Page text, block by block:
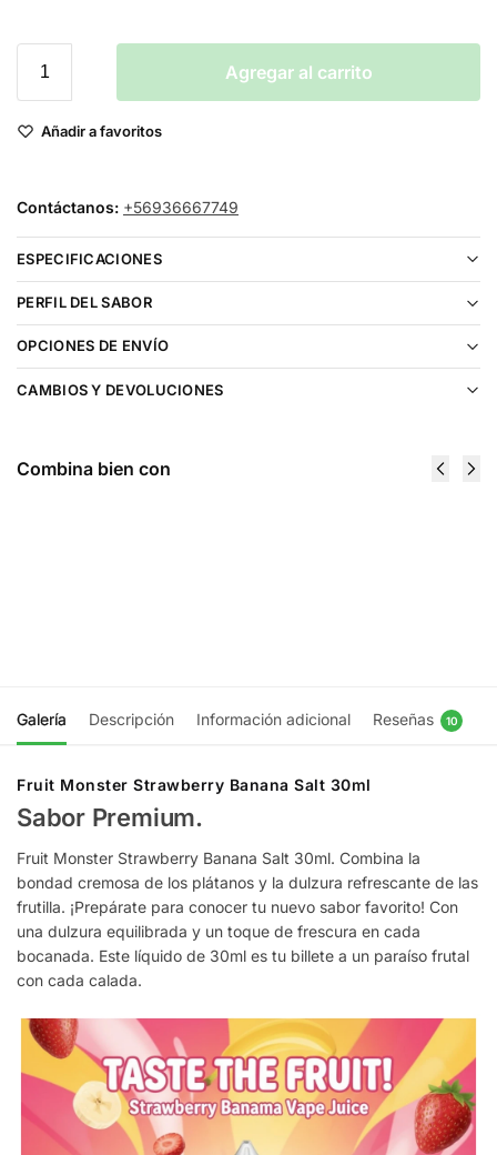
Agregar al carrito
Añadir a favoritos
Contáctanos: +56936667749
ESPECIFICACIONES
PERFIL DEL SABOR
OPCIONES DE ENVÍO
CAMBIOS Y DEVOLUCIONES
Combina bien con
Galería Descripción Información adicional Reseñas 10
Fruit Monster Strawberry Banana Salt 30ml
Sabor Premium.
Fruit Monster Strawberry Banana Salt 30ml. Combina la
bondad cremosa de los plátanos y la dulzura refrescante de las
frutilla. ¡Prepárate para conocer tu nuevo sabor favorito! Con
una dulzura equilibrada y un toque de frescura en cada
bocanada. Este líquido de 30ml es tu billete a un paraíso frutal
con cada calada.